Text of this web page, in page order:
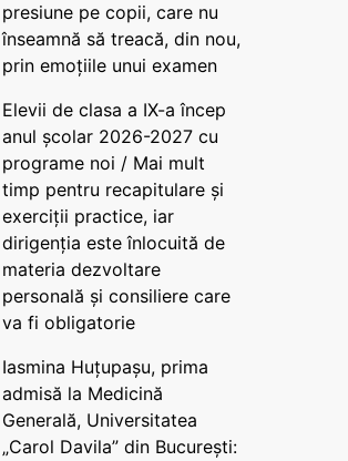
presiune pe copii, care nu
înseamnă să treacă, din nou,
prin emoțiile unui examen
Elevii de clasa a IX-a încep
anul școlar 2026-2027 cu
programe noi / Mai mult
timp pentru recapitulare și
exerciții practice, iar
dirigenția este înlocuită de
materia dezvoltare
personală și consiliere care
va fi obligatorie
Iasmina Huțupașu, prima
admisă la Medicină
Generală, Universitatea
„Carol Davila” din București: